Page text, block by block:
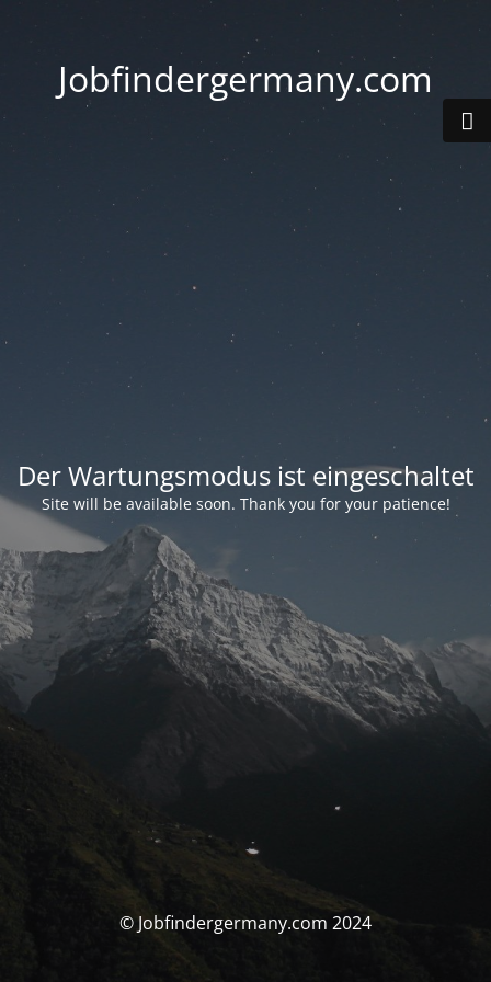
Jobfindergermany.com
Der Wartungsmodus ist eingeschaltet
Site will be available soon. Thank you for your patience!
© Jobfindergermany.com 2024